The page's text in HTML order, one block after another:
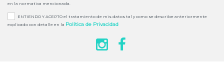
en la normativa mencionada.
ENTIENDO Y ACEPTO el tratamiento de mis datos tal y como se describe anteriormente
explicado con detalle en la Política de Privacidad